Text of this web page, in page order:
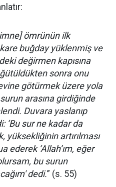
ömrünün ilk
buğday yüklenmiş ve
değirmen kapısına
sonra onu
götürmek üzere yola
surun arasına girdiğinde
Duvara yaslanıp
‘Bu sur ne kadar da
artırılması
ederek ‘Allah’ım, eğer
bu surun
dedi.” (s. 55)